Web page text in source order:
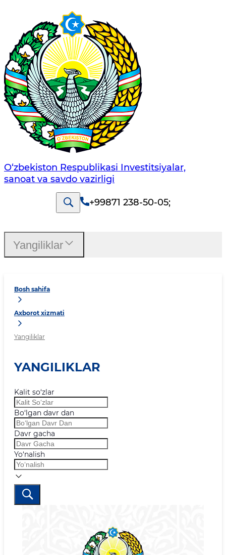
O‘zbekiston Respublikasi Investitsiyalar,
sanoat va savdo vazirligi
+99871 238-50-05;
Bosh sahifa
Axborot xizmati
Yangiliklar
YANGILIKLAR
Kalit so‘zlar
Bo‘lgan davr dan
Davr gacha
Yo‘nalish
Yangiliklar